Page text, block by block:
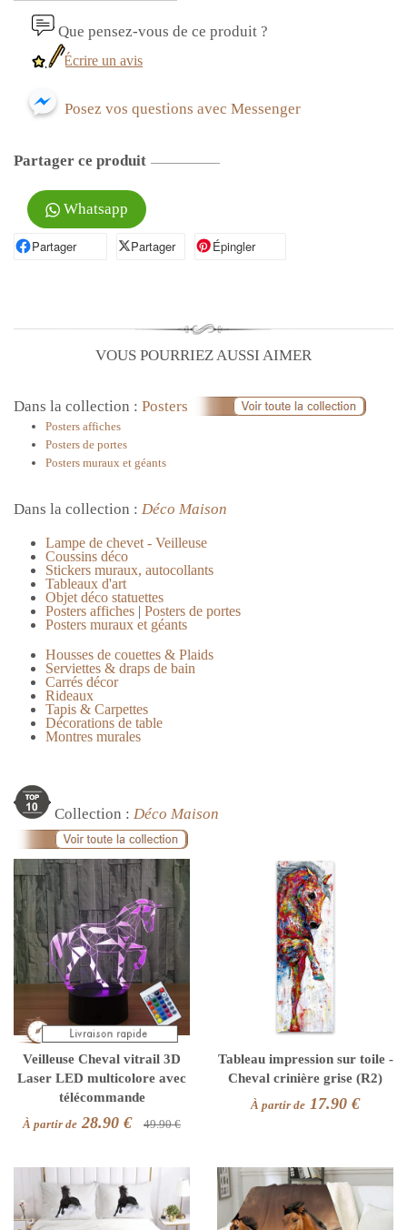
Que pensez-vous de ce produit ?
Écrire un avis
Posez vos questions avec Messenger
Partager ce produit
Whatsapp
PartagerPartager sur Facebook
Partager
Partager sur XÉpinglerÉpingler sur Pinterest
VOUS POURRIEZ AUSSI AIMER
Dans la collection : Posters
Posters affiches
Posters de portes
Posters muraux et géants
Dans la collection : Déco Maison
Lampe de chevet - Veilleuse
Coussins déco
Stickers muraux, autocollants
Tableaux d'art
Objet déco statuettes
Posters affiches | Posters de portes
Posters muraux et géants
Housses de couettes & Plaids
Serviettes & draps de bain
Carrés décor
Rideaux
Tapis & Carpettes
Décorations de table
Montres murales
Collection : Déco Maison
Veilleuse Cheval vitrail 3D
Laser LED multicolore avec
télécommande
À partir de 28.90 € 49.90 €
Tableau impression sur toile -
Cheval crinière grise (R2)
À partir de 17.90 €